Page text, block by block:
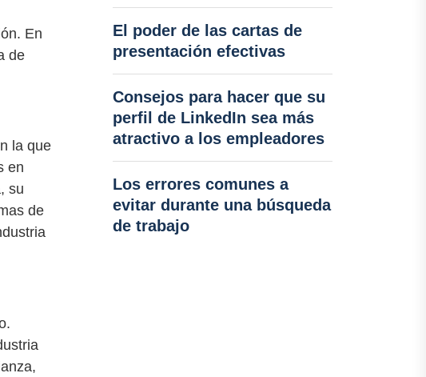
En
de
la que
en
su
de
El poder de las cartas de
presentación efectivas
Consejos para hacer que su
perfil de LinkedIn sea más
atractivo a los empleadores
Los errores comunes a
evitar durante una búsqueda
de trabajo